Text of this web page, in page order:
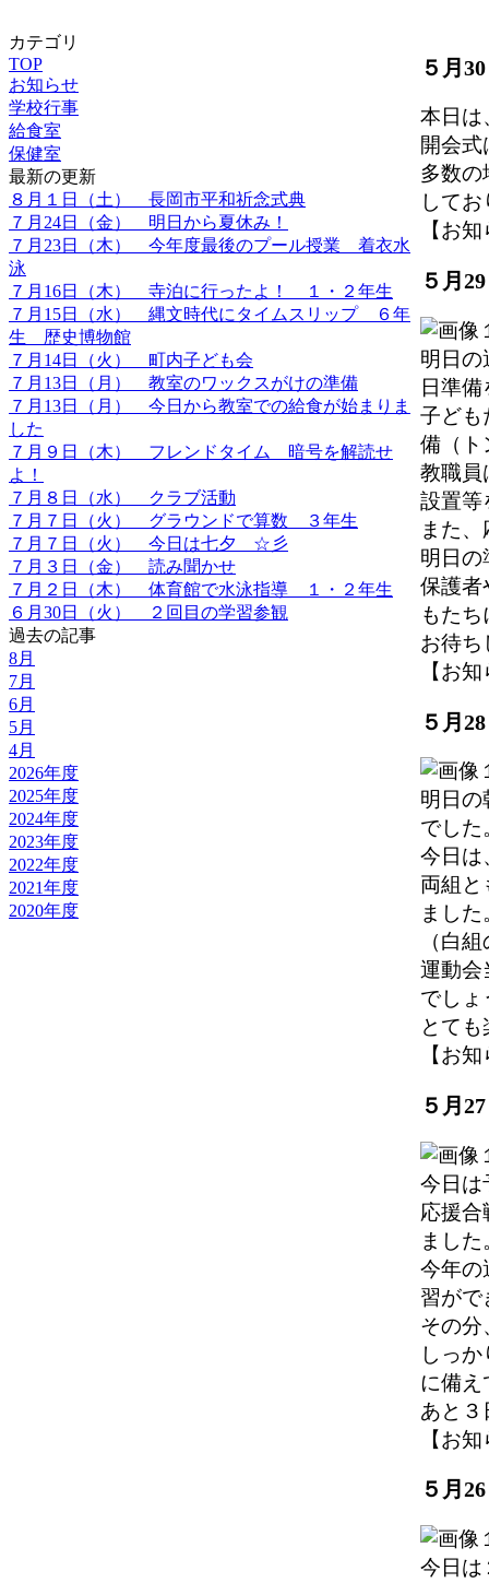
カテゴリ
TOP
お知らせ
学校行事
給食室
保健室
最新の更新
８月１日（土） 長岡市平和祈念式典
７月24日（金） 明日から夏休み！
７月23日（木） 今年度最後のプール授業 着衣水
泳
７月16日（木） 寺泊に行ったよ！ １・２年生
７月15日（水） 縄文時代にタイムスリップ ６年
生 歴史博物館
７月14日（火） 町内子ども会
７月13日（月） 教室のワックスがけの準備
７月13日（月） 今日から教室での給食が始まりま
した
７月９日（木） フレンドタイム 暗号を解読せ
よ！
７月８日（水） クラブ活動
７月７日（火） グラウンドで算数 ３年生
７月７日（火） 今日は七夕 ☆彡
７月３日（金） 読み聞かせ
７月２日（木） 体育館で水泳指導 １・２年生
６月30日（火） ２回目の学習参観
過去の記事
8月
7月
6月
5月
4月
2026年度
2025年度
2024年度
2023年度
2022年度
2021年度
2020年度
５月
本日は
開会式
多数の
して
【お
５月
明日の
日準
子ども
備（ト
教職員
設置等
また
明日の
保護者
もた
お待ち
【お
５月
明日の
でした
今日は
両組と
ました
（白
運動会
でしょ
とて
【お
５月
今日は
応援合
ました
今年の
習がで
その分
しっ
に備え
あと
【お
５月
今日は